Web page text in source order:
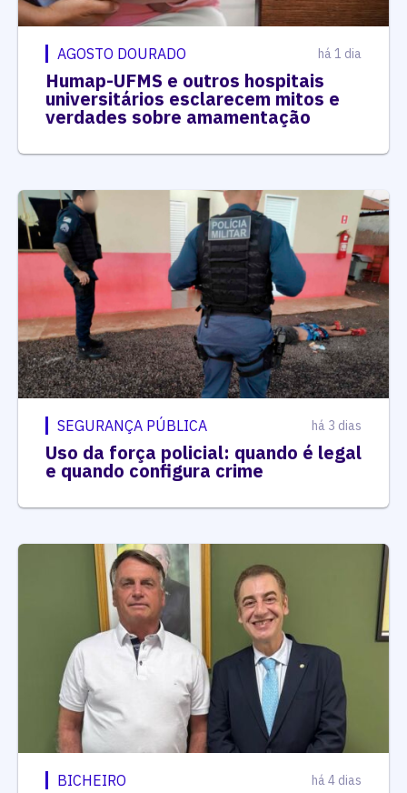
AGOSTO DOURADO há 1 dia
Humap-UFMS e outros hospitais
universitários esclarecem mitos e
verdades sobre amamentação
SEGURANÇA PÚBLICA há 3 dias
Uso da força policial: quando é legal
e quando configura crime
BICHEIRO há 4 dias